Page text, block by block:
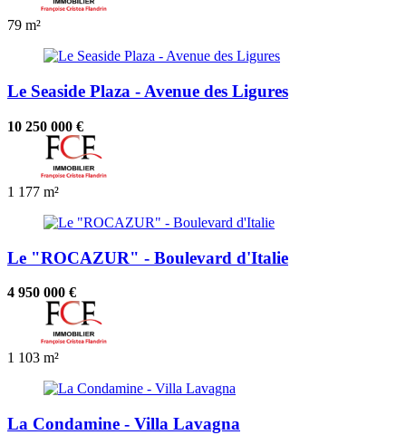
79 m²
Le Seaside Plaza - Avenue des Ligures
10 250 000 €
1 177 m²
Le "ROCAZUR" - Boulevard d'Italie
4 950 000 €
1 103 m²
La Condamine - Villa Lavagna